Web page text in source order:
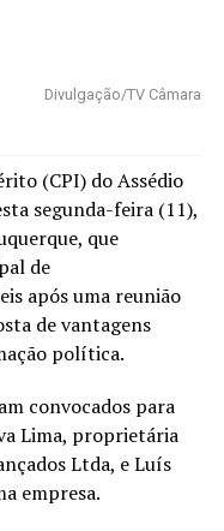
Divulgação/TV Câmara
(CPI) do Assédio
segunda-feira (11),
que
de
após uma reunião
de vantagens
política.
convocados para
Lima, proprietária
Ltda, e Luís
empresa.